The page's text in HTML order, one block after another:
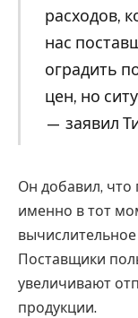
расходов,
нас
оградить
цен, но
— заявил
Он добавил, что
именно в тот
Поставщики
увеличивают
продукции.